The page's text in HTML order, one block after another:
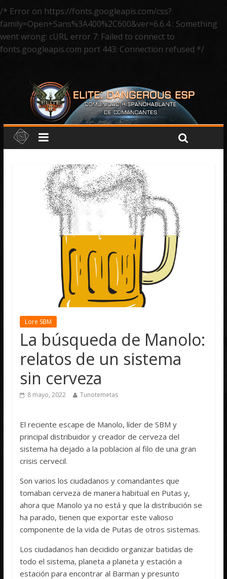
/* Error on https://fonts.googleapis.com/css?
family=Open+Sans%3A400%2C600&ver=6.6.4 : Something
went wrong: cURL error 7: Failed to connect to
fonts.googleapis.com port 443: Connection refused */
Lore SBM
La búsqueda de Manolo:
relatos de un sistema
sin cerveza
8 mayo, 2022 Tunotemetas
El reciente escape de Manolo, líder de SBM y
principal distribuidor y creador de cerveza del
sistema ha dejado a la poblacion al filo de una gran
crisis cervecil.
Son varios los ciudadanos y comandantes que
tomaban cerveza de manera habitual en Putas y,
ahora que Manolo ya no está y que la distribución se
ha parado, tienen que exportar este valioso
componente de la vida de Putas de otros sistemas.
Los ciudadanos han decidido organizar batidas de
todo el sistema, planeta a planeta y estación a
estación para encontrar al Barman y presunto